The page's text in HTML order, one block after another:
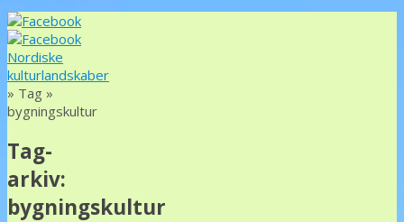
Nordiske
kulturlandskaber
» Tag »
bygningskultur
Tag-
arkiv:
bygningskultur